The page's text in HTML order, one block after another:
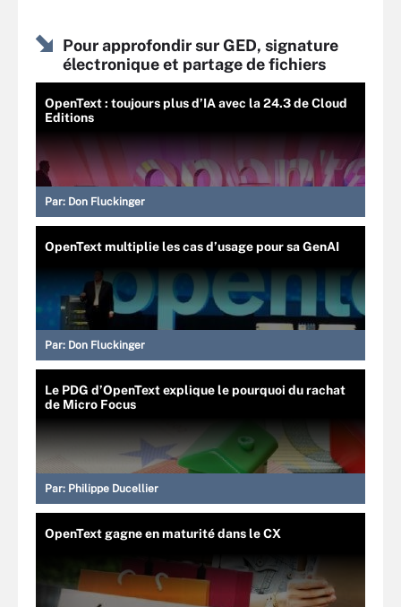
Pour approfondir sur GED, signature
électronique et partage de fichiers
OpenText : toujours plus d’IA avec la 24.3 de Cloud
Editions
Par: Don Fluckinger
OpenText multiplie les cas d’usage pour sa GenAI
Par: Don Fluckinger
Le PDG d’OpenText explique le pourquoi du rachat
de Micro Focus
Par: Philippe Ducellier
OpenText gagne en maturité dans le CX